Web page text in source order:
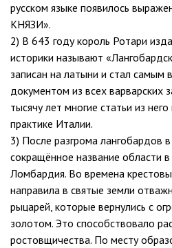
русском языке появилось
КНЯЗИ».
2) В 643 году король Ротари
историки называют
записан на латыни и стал
документом из всех варварских
тысячу лет многие статьи из
практике Италии.
3) После разгрома лангобардов
сокращённое название области
Ломбардия. Во времена
направила в святые земли
рыцарей, которые вернулись с
золотом. Это способствовало
ростовщичества. По месту